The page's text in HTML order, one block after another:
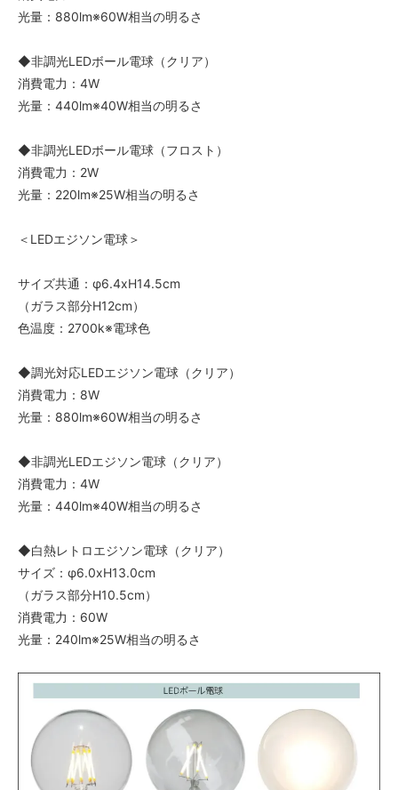
光量：880lm※60W相当の明るさ
◆非調光LEDボール電球（クリア）
消費電力：4W
光量：440lm※40W相当の明るさ
◆非調光LEDボール電球（フロスト）
消費電力：2W
光量：220lm※25W相当の明るさ
＜LEDエジソン電球＞
サイズ共通：φ6.4xH14.5cm
（ガラス部分H12cm）
色温度：2700k※電球色
◆調光対応LEDエジソン電球（クリア）
消費電力：8W
光量：880lm※60W相当の明るさ
◆非調光LEDエジソン電球（クリア）
消費電力：4W
光量：440lm※40W相当の明るさ
◆白熱レトロエジソン電球（クリア）
サイズ：φ6.0xH13.0cm
（ガラス部分H10.5cm）
消費電力：60W
光量：240lm※25W相当の明るさ